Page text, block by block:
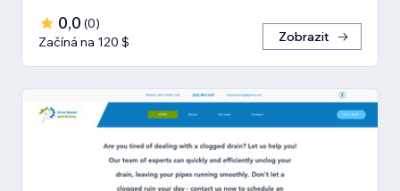
0,0 (0)
Začíná na 120 $
Zobrazit